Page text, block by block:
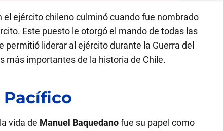
el ejército chileno culminó cuando fue nombrado
Este puesto le otorgó el mando de todas las
permitió liderar al ejército durante la Guerra del
más importantes de la historia de Chile.
Pacífico
vida de Manuel Baquedanofue su papel como